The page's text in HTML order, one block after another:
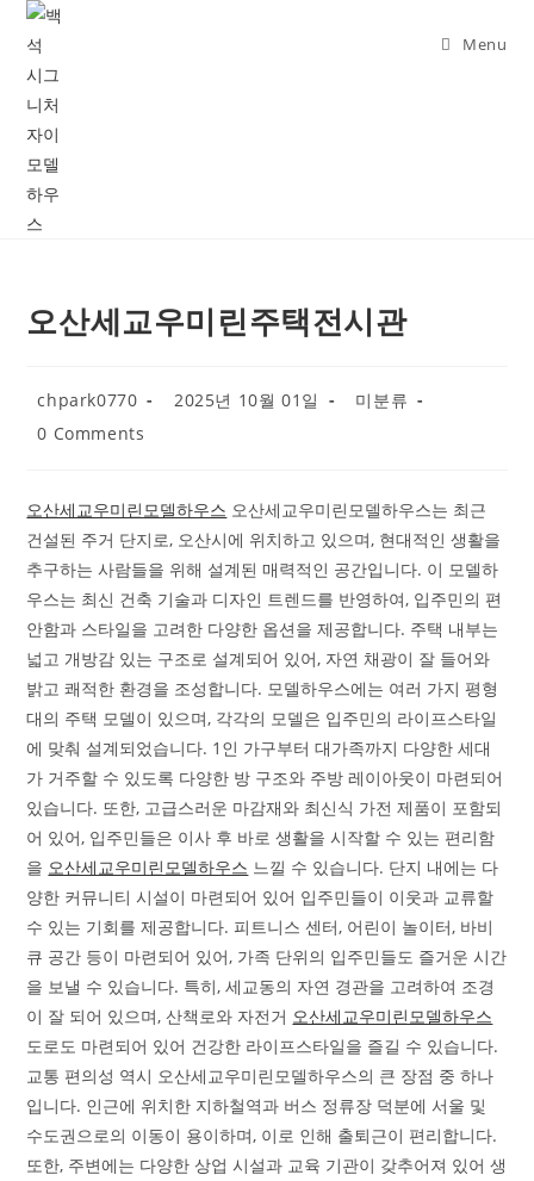
Skip
content
Menu
오산세교우미린주택전시관
Post
author:
chpark0770
Post
2025년 10월 01일
Post
미분류
Post
0 Comments
오산세교우미린모델하우스 오산세교우미린모델하우스는 최근
건설된 주거 단지로, 오산시에 위치하고 있으며, 현대적인 생활을
추구하는 사람들을 위해 설계된 매력적인 공간입니다. 이 모델하
우스는 최신 건축 기술과 디자인 트렌드를 반영하여, 입주민의 편
안함과 스타일을 고려한 다양한 옵션을 제공합니다. 주택 내부는
넓고 개방감 있는 구조로 설계되어 있어, 자연 채광이 잘 들어와
밝고 쾌적한 환경을 조성합니다. 모델하우스에는 여러 가지 평형
대의 주택 모델이 있으며, 각각의 모델은 입주민의 라이프스타일
에 맞춰 설계되었습니다. 1인 가구부터 대가족까지 다양한 세대
가 거주할 수 있도록 다양한 방 구조와 주방 레이아웃이 마련되어
있습니다. 또한, 고급스러운 마감재와 최신식 가전 제품이 포함되
어 있어, 입주민들은 이사 후 바로 생활을 시작할 수 있는 편리함
을 오산세교우미린모델하우스 느낄 수 있습니다. 단지 내에는 다
양한 커뮤니티 시설이 마련되어 있어 입주민들이 이웃과 교류할
수 있는 기회를 제공합니다. 피트니스 센터, 어린이 놀이터, 바비
큐 공간 등이 마련되어 있어, 가족 단위의 입주민들도 즐거운 시간
을 보낼 수 있습니다. 특히, 세교동의 자연 경관을 고려하여 조경
이 잘 되어 있으며, 산책로와 자전거 오산세교우미린모델하우스
도로도 마련되어 있어 건강한 라이프스타일을 즐길 수 있습니다.
교통 편의성 역시 오산세교우미린모델하우스의 큰 장점 중 하나
입니다. 인근에 위치한 지하철역과 버스 정류장 덕분에 서울 및
수도권으로의 이동이 용이하며, 이로 인해 출퇴근이 편리합니다.
또한, 주변에는 다양한 상업 시설과 교육 기관이 갖추어져 있어 생